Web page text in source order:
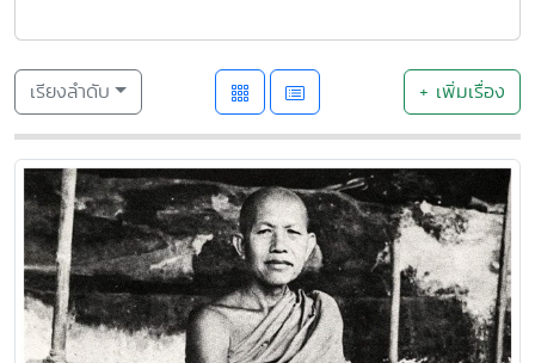
เรียงลำดับ + เพิ่มเรื่อง